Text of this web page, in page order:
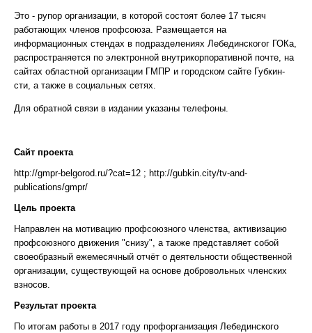
Это - рупор организации, в которой состоят более 17 тысяч
работающих членов профсоюза. Размещается на
информационных стендах в подразделениях Лебединскогог ГОКа,
распространяется по электронной внутрикорпоративной почте, на
сайтах областной организации ГМПР и городском сайте Губкин-
сти, а также в социальных сетях.
Для обратной связи в издании указаны телефоны.
Сайт проекта
http://gmpr-belgorod.ru/?cat=12 ; http://gubkin.city/tv-and-
publications/gmpr/
Цель проекта
Направлен на мотивацию профсоюзного членства, активизацию
профсоюзного движения "снизу", а также представляет собой
своеобразный ежемесячный отчёт о деятельности общественной
организации, существующей на основе добровольных членских
взносов.
Результат проекта
По итогам работы в 2017 году профорганизация Лебединского